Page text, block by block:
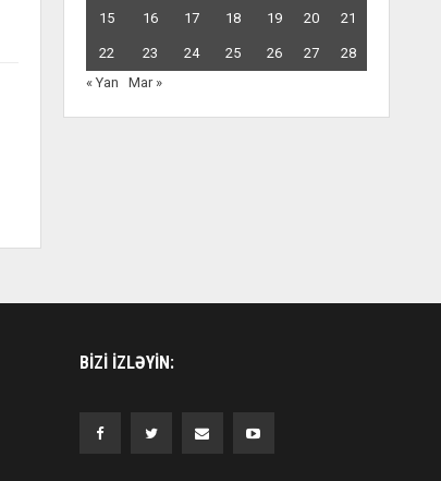
15 16 17 18 19 20 21
22 23 24 25 26 27
28
« Yan
Mar »
BIZI IZLƏYIN: